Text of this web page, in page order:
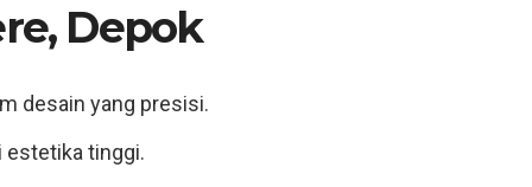
Depok
desain yang presisi.
estetika tinggi.